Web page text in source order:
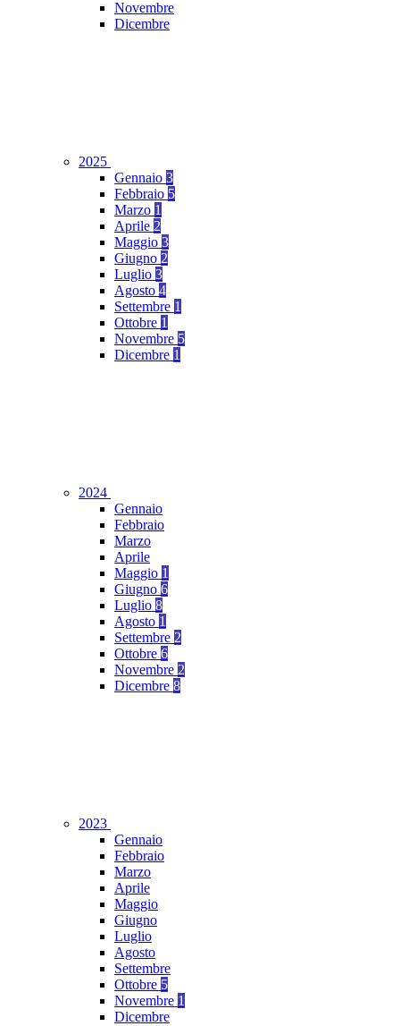
Novembre
Dicembre
2025
Gennaio 3
Febbraio 5
Marzo 1
Aprile 2
Maggio 3
Giugno 2
Luglio 3
Agosto 4
Settembre 1
Ottobre 1
Novembre 5
Dicembre 1
2024
Gennaio
Febbraio
Marzo
Aprile
Maggio 1
Giugno 6
Luglio 8
Agosto 1
Settembre 2
Ottobre 6
Novembre 2
Dicembre 8
2023
Gennaio
Febbraio
Marzo
Aprile
Maggio
Giugno
Luglio
Agosto
Settembre
Ottobre 5
Novembre 1
Dicembre